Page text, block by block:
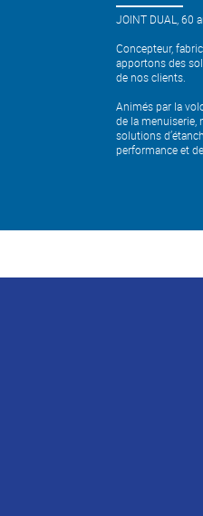
JOINT DUAL, 60
Concepteur,
apportons des
de nos clients.
Animés par la
de la menuiserie,
solutions
performance et